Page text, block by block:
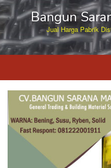
Skip
to
content
Bangun
Jual Harga Pabrik